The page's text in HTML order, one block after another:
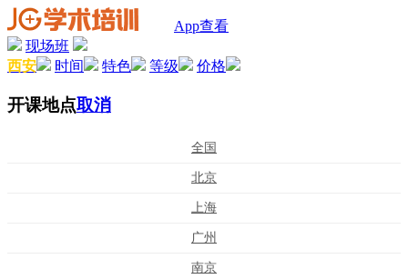
App查看
现场班
西安
时间 特色 等级 价格
开课地点取消
全国
北京
上海
广州
南京